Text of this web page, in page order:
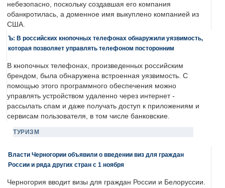
небезопасно, поскольку создавшая его компания
обанкротилась, а доменное имя выкуплено компанией из
США.
Ъ: В российских кнопочных телефонах обнаружили уязвимость,
которая позволяет управлять телефоном посторонним
В кнопочных телефонах, произведенных российским
брендом, была обнаружена встроенная уязвимость. С
помощью этого программного обеспечения можно
управлять устройством удаленно через интернет -
рассылать спам и даже получать доступ к приложениям и
сервисам пользователя, в том числе банковские.
ТУРИЗМ
Власти Черногории объявили о введении виз для граждан
России и ряда других стран с 1 ноября
Черногория вводит визы для граждан России и Белоруссии.